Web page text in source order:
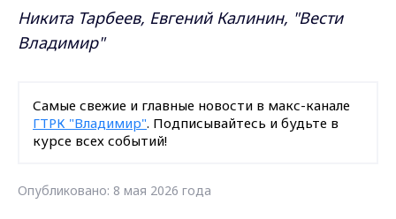
Никита Тарбеев, Евгений Калинин, "Вести
Владимир"
Самые свежие и главные новости в макс-канале
ГТРК "Владимир". Подписывайтесь и будьте в
курсе всех событий!
Опубликовано: 8 мая 2026 года